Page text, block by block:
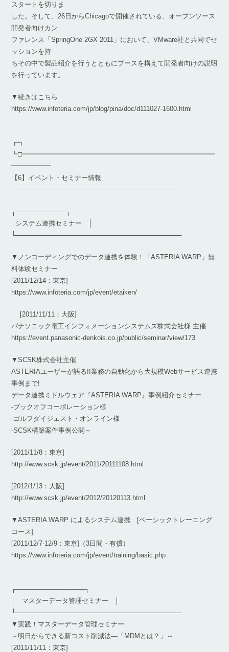
スタートを切りま
した。そして、26日からChicagoで開催されている、オープンソース
開発者向けカン
ファレンス「SpringOne 2GX 2011」において、VMware社と共同でセ
ッションを持
ちその中で製品紹介を行うとともにブースを構えて開発者向けの説明
を行っています。
▼続きはこちら
https://www.infoteria.com/jp/blog/pina/doc/d111027-1600.html
┏┓
┗□━━━━━━━━━━━━━━━━━━━━━━━━━━━━━
━━━━━━
【6】イベント・セミナー情報
————————————————————————–
┌───────────┐
│システム連携セミナー │
└────────────────────────────────────
▼ノンコーディングでのデータ連携を体験！「ASTERIA WARP」無
料体験セミナー
[2011/12/14：東京]
https://www.infoteria.com/jp/event/etaiken/
[2011/11/11：大阪]
パナソニック電工インフォメーションシステムズ株式会社様 主催
https://event.panasonic-denkois.co.jp/public/seminar/view/173
▼SCSK株式会社主催
ASTERIAユーザーが語る!!業務の自動化から大規模Webサービス連携
事例まで!
データ連携ミドルウェア『ASTERIA WARP』事例紹介セミナー
-ブックオフコーポレーション様
-ゴルフダイジェスト・オンライン様
-SCSK構築案件事例公開～
[2011/11/8：東京]
http://www.scsk.jp/event/2011/20111108.html
[2012/1/13：大阪]
http://www.scsk.jp/event/2012/20120113.html
▼ASTERIA WARP によるシステム連携 [ベーシックトレーニング
コース]
[2011/12/7-12/9：東京]（3日間・有償）
https://www.infoteria.com/jp/event/training/basic.php
┌───────────────┐
│ マスターデータ管理セミナー │
└────────────────────────────────────
▼実践！マスターデータ管理セミナー
～明日からできる新コスト削減法―「MDMとは？」～
[2011/11/11：東京]